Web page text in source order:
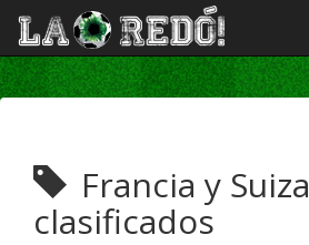
Francia y Suiza
clasificados